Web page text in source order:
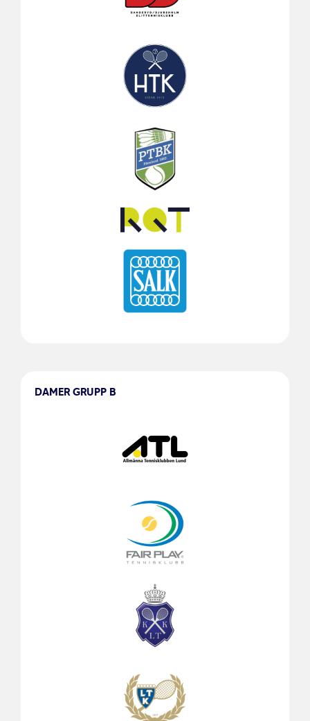
DAMER GRUPP B